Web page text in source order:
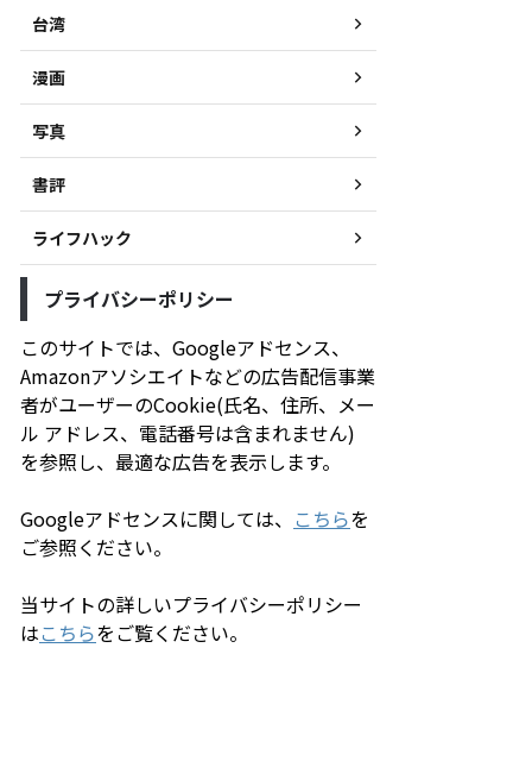
台湾
漫画
写真
書評
ライフハック
プライバシーポリシー
このサイトでは、Googleアドセンス、
Amazonアソシエイトなどの広告配信事業
者がユーザーのCookie(氏名、住所、メー
ル アドレス、電話番号は含まれません)
を参照し、最適な広告を表示します。
Googleアドセンスに関しては、 こちらを
ご参照ください。
当サイトの詳しいプライバシーポリシー
はこちらをご覧ください。